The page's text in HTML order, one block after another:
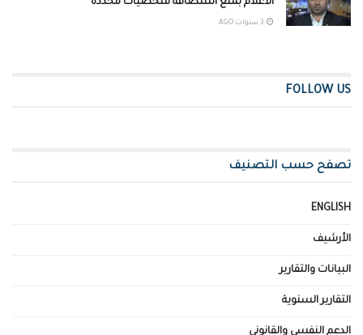
الاعلام بمنع استضافة شخصيات محددة
FOLLOW US
تصفح حسب التصنيف
ENGLISH
الأرشيف
البيانات والتقارير
التقارير السنوية
الدعم النفسي والقانوني